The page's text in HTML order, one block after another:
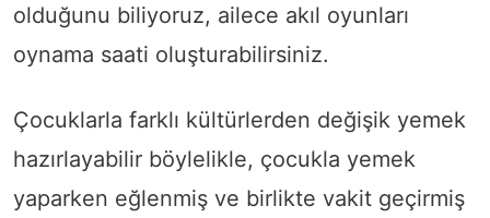
olduğunu biliyoruz, ailece akıl oyunları
oynama saati oluşturabilirsiniz.
Çocuklarla farklı kültürlerden değişik yemek
hazırlayabilir böylelikle, çocukla yemek
yaparken eğlenmiş ve birlikte vakit geçirmiş